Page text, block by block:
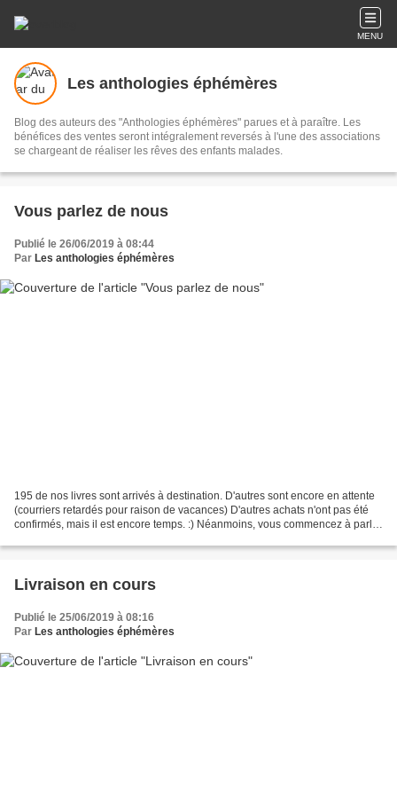
MENU
Les anthologies éphémères
Blog des auteurs des "Anthologies éphémères" parues et à paraître. Les
bénéfices des ventes seront intégralement reversés à l'une des associations
se chargeant de réaliser les rêves des enfants malades.
Vous parlez de nous
Publié le 26/06/2019 à 08:44
Par Les anthologies éphémères
195 de nos livres sont arrivés à destination. D'autres sont encore en attente
(courriers retardés pour raison de vacances) D'autres achats n'ont pas été
confirmés, mais il est encore temps. :) Néanmoins, vous commencez à parler
Livraison en cours
Publié le 25/06/2019 à 08:16
Par Les anthologies éphémères